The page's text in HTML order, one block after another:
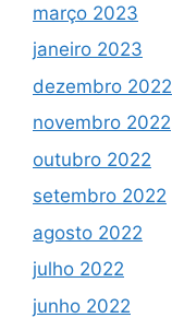
março 2023
janeiro 2023
dezembro 2022
novembro 2022
outubro 2022
setembro 2022
agosto 2022
julho 2022
junho 2022